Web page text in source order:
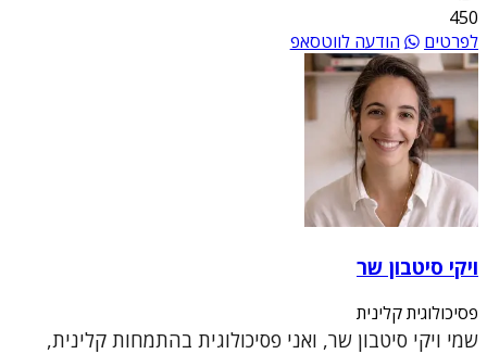
450
לפרטים
הודעה לווטסאפ
ויקי סיטבון שר
פסיכולוגית קלינית
שמי ויקי סיטבון שר, ואני פסיכולוגית בהתמחות קלינית,